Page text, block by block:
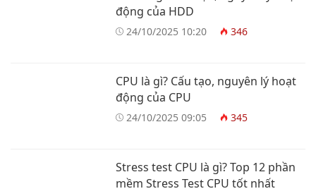
động của HDD
24/10/2025 10:20 346
CPU là gì? Cấu tạo, nguyên lý hoạt
động của CPU
24/10/2025 09:05 345
Stress test CPU là gì? Top 12 phần
mềm Stress Test CPU tốt nhất